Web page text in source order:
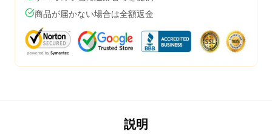
商品が届かない場合は全額返金
説明